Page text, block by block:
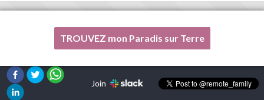
Une de mes passions n'est pas listée ici, s'il vous plaît, aidez-
TROUVEZ mon Paradis sur Terre
Join